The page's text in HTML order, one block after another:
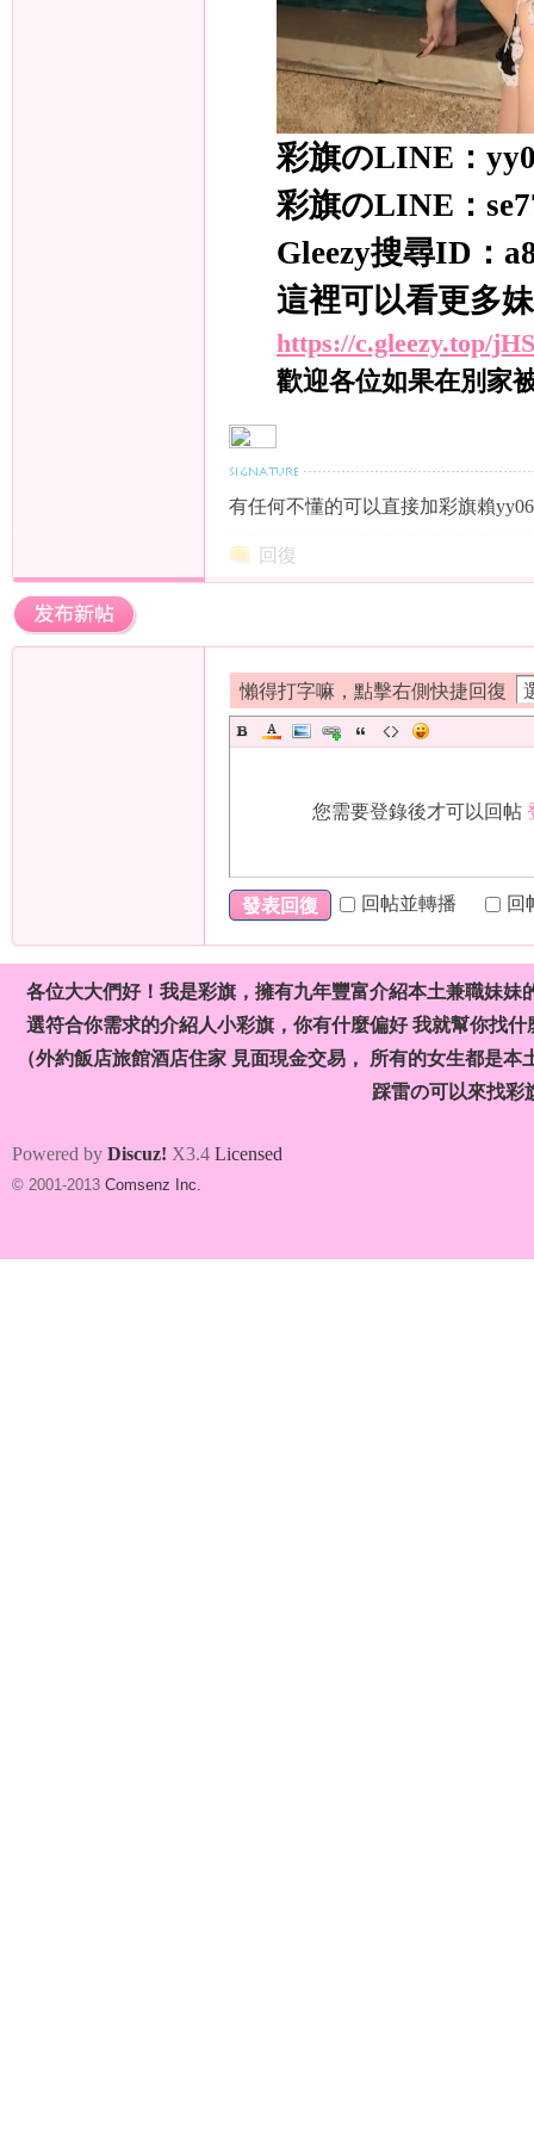
土
彩旗のLINE：
彩旗のLINE：
Gleezy搜尋ID：
這裡可以看更多
https://c.gleezy.top/
歡迎各位如果在別
有任何不懂的可以直接加彩旗賴
回復
懶得打字嘛，點擊右側快捷回復
您需要登錄後才可以回帖
發表回復 回帖並轉播 回
各位大大們好！我是彩旗，擁有九年豐富介紹本土兼職妹
選符合你需求的介紹人小彩旗，你有什麼偏好 我就幫你找
（外約飯店旅館酒店住家 見面現金交易， 所有的女生都是
踩雷の可以來找彩
Powered by Discuz! X3.4 Licensed
© 2001-2013 Comsenz Inc.